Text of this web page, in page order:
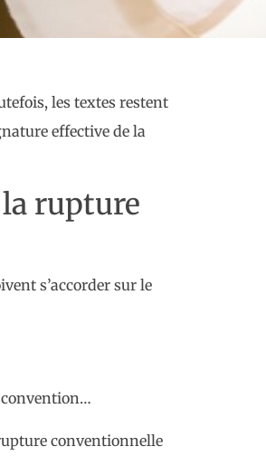
les textes restent
effective de la
rupture
s’accorder sur le
convention…
conventionnelle